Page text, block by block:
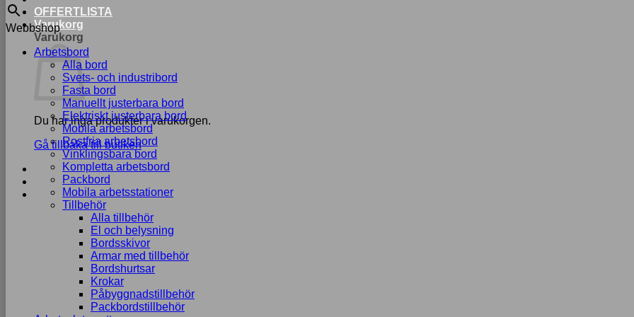
OFFERTLISTA
Varukorg
Varukorg
Du har inga produkter i varukorgen.
Gå tillbaka till butiken
Webbshop
Arbetsbord
Alla bord
Svets- och industribord
Fasta bord
Manuellt justerbara bord
Elektriskt justerbara bord
Mobila arbetsbord
Rostfria arbetsbord
Vinklingsbara bord
Kompletta arbetsbord
Packbord
Mobila arbetsstationer
Tillbehör
Alla tillbehör
El och belysning
Bordsskivor
Armar med tillbehör
Bordshurtsar
Krokar
Påbyggnadstillbehör
Packbordstillbehör